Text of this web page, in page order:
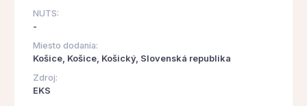
NUTS:
-
Miesto dodania:
Košice, Košice, Košický, Slovenská republika
Zdroj:
EKS